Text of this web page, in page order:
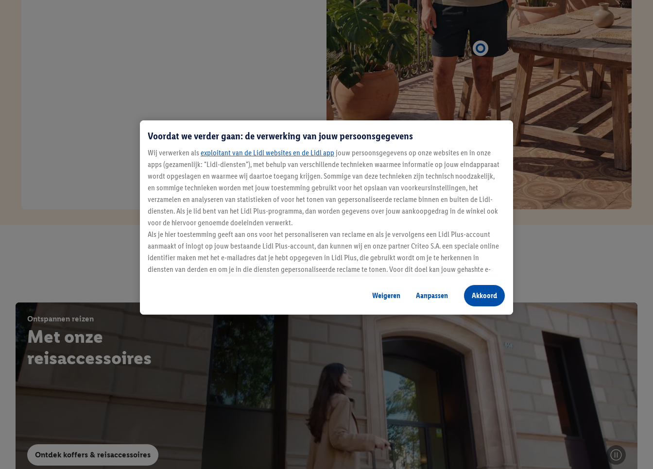
Ontspannen reizen
Met onze
reisaccessoires
Ontdek koffers & reisaccessoires
Voordat we verder gaan: de verwerking van jouw persoonsgegevens
Wij verwerken als exploitant van de Lidl websites en de Lidl app jouw persoonsgegevens op onze websites en in onze
apps (gezamenlijk: "Lidl-diensten"), met behulp van verschillende technieken waarmee informatie op jouw eindapparaat
wordt opgeslagen en waarmee wij daartoe toegang krijgen. Sommige van deze technieken zijn technisch noodzakelijk,
en sommige technieken worden met jouw toestemming gebruikt voor het opslaan van voorkeursinstellingen, het
verzamelen en analyseren van statistieken of voor het tonen van gepersonaliseerde reclame binnen en buiten de Lidl-
diensten. Als je lid bent van het Lidl Plus-programma, dan worden gegevens over jouw aankoopgedrag in de winkel ook
voor de hiervoor genoemde doeleinden verwerkt.
Als je hier toestemming geeft aan ons voor het personaliseren van reclame en als je vervolgens een Lidl Plus-account
aanmaakt of inlogt op jouw bestaande Lidl Plus-account, dan kunnen wij en onze partner Criteo S.A. een speciale online
identifier maken met het e-mailadres dat je hebt opgegeven in Lidl Plus, die gebruikt wordt om je te herkennen in
diensten van derden en om je in die diensten gepersonaliseerde reclame te tonen. Voor dit doel kan jouw gehashte e-
Als je hiervoor toestemming geeft, dan kunnen retargeting advertenties worden weergegeven voor producten waarin je
eerder interesse hebt getoond (bijvoorbeeld door het product in een winkelmandje van een online winkel te plaatsen
maar het niet te kopen). De retargeting advertenties kunnen op verschillende eindapparaten en binnen verschillende
Lidl-diensten worden weergegeven, als verschillende eindapparaten en Lidl-diensten, met behulp van jouw gehashte e-
mailadres en met eventuele andere identifiers of met identifiers waarover Criteo S.A. beschikt, aan jou kunnen worden
toegewezen.
Onder "Aanpassen" kun je aangeven met welke cookies en vergelijkbare technieken en met welke
verwerkingsdoeleinden je instemt. Verder kan je er meer informatie vinden over de gegevensverwerking.
Door te klikken op "Weigeren", kies je voor de optie dat er enkel technisch noodzakelijke cookies en vergelijkbare
Door op "Akkoord" te klikken, stem je in met alle verwerkingen voor alle bovengenoemde doeleinden. Meer informatie,
inclusief over de opslagperiode van de gegevens en je recht om jouw toestemming op elk gewenst moment in te
trekken, vind je in onze
Je vindt de impressum voor de Lidl website hier.Klik
over de cookies die wij inzetten.
Weigeren Aanpassen Akkoord